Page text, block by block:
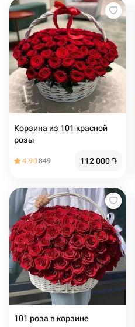
Корзина из 101 красной
розы
4.90849 112 000֏
101 роза в корзине